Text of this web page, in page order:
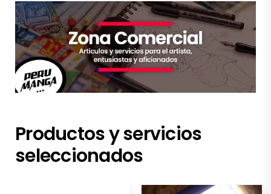
Productos y servicios
seleccionados